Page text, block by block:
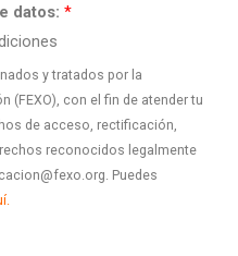
datos: *
y tratados por la
(FEXO), con el fin de atender tu
de acceso, rectificación,
reconocidos legalmente
Puedes